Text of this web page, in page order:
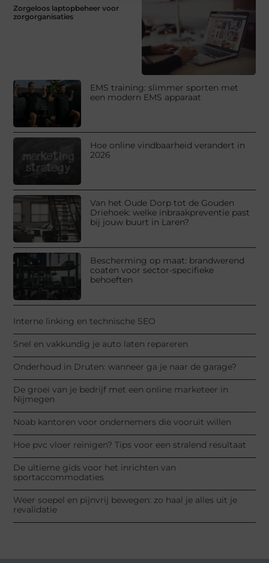
Zorgeloos laptopbeheer voor
zorgorganisaties
EMS training: slimmer sporten met
een modern EMS apparaat
Hoe online vindbaarheid verandert in
2026
Van het Oude Dorp tot de Gouden
Driehoek: welke inbraakpreventie past
bij jouw buurt in Laren?
Bescherming op maat: brandwerend
coaten voor sector-specifieke
behoeften
Interne linking en technische SEO
Snel en vakkundig je auto laten repareren
Onderhoud in Druten: wanneer ga je naar de garage?
De groei van je bedrijf met een online marketeer in
Nijmegen
Noab kantoren voor ondernemers die vooruit willen
Hoe pvc vloer reinigen? Tips voor een stralend resultaat
De ultieme gids voor het inrichten van
sportaccommodaties
Weer soepel en pijnvrij bewegen: zo haal je alles uit je
revalidatie